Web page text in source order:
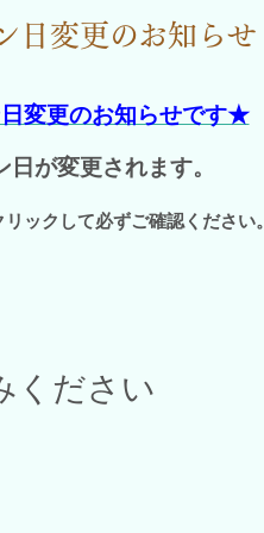
日変更のお知らせ
変更のお知らせです★
が変更されます。
ックして必ずご確認ください。
ください